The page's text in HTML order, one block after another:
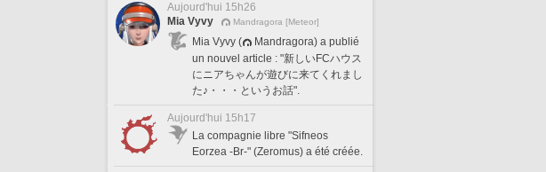
Aujourd'hui 15h26
Mia Vyvy
Mandragora [Meteor]
Mia Vyvy (
Mandragora) a publié
un nouvel article : "新しいFCハウス
にニアちゃんが遊びに来てくれまし
た♪・・・というお話".
Aujourd'hui 15h17
La compagnie libre "Sifneos
Eorzea -Br-" (Zeromus) a été créée.